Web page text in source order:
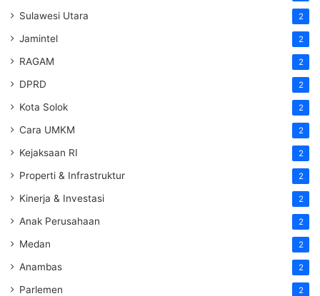
Sulawesi Utara 2
Jamintel 2
RAGAM 2
DPRD 2
Kota Solok 2
Cara UMKM 2
Kejaksaan RI 2
Properti & Infrastruktur 2
Kinerja & Investasi 2
Anak Perusahaan 2
Medan 2
Anambas 2
Parlemen 2